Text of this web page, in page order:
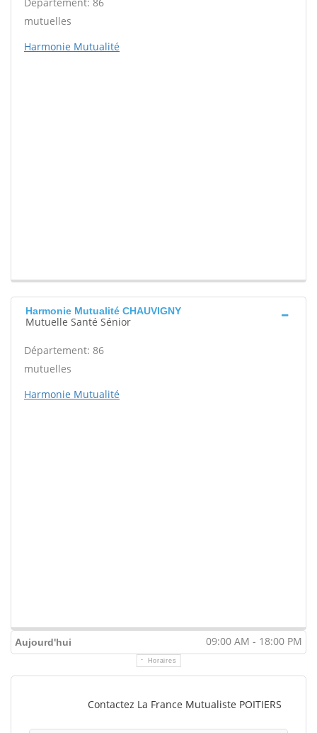
mutuelles
Harmonie Mutualité
Harmonie Mutualité CHAUVIGNY
Mutuelle Santé Sénior
Département: 86
mutuelles
Harmonie Mutualité
Aujourd'hui 09:00 AM - 18:00 PM
Horaires
Contactez La France Mutualiste POITIERS